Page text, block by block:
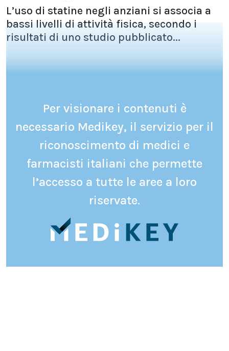
L’uso di statine negli anziani si associa a
bassi livelli di attività fisica, secondo i
risultati di uno studio pubblicato...
Per visionare i contenuti è
necessario Medikey, il servizio per il
riconoscimento di medici e
farmacisti italiani che permette
l’accesso a tutte le aree a loro
riservate.